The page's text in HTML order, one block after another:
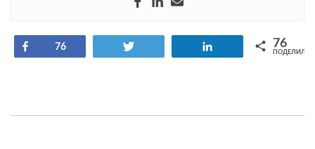
Поделиться
76 Поделиться76